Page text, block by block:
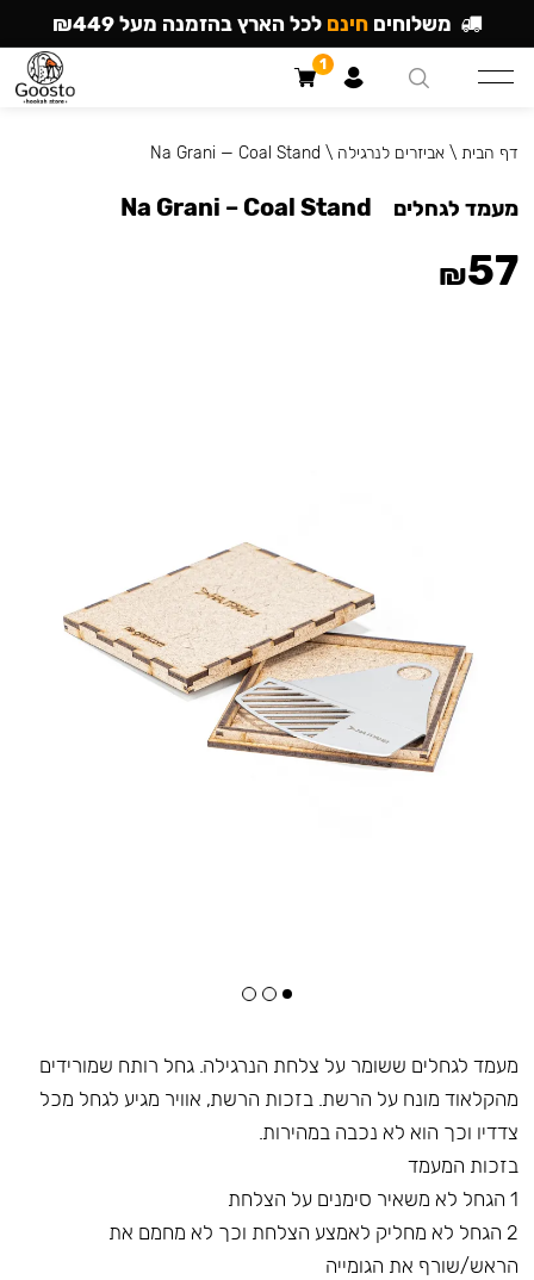
מעמד לגחלים ששומר על צלחת הנרגילה. גחל רותח שמורידים
מהקלאוד מונח על הרשת. בזכות הרשת, אוויר מגיע לגחל מכל
צדדיו וכך הוא לא נכבה במהירות.
בזכות המעמד
1 הגחל לא משאיר סימנים על הצלחת
2 הגחל לא מחליק לאמצע הצלחת וכך לא מחמם את
הראש/שורף את הגומייה
דף הבית \אביזרים לנרגילה \
Na Grani — Coal Stand
מעמד לגחלים Na Grani – Coal Stand
₪57
משלוחים חינם לכל הארץ בהזמנה מעל ₪449
1